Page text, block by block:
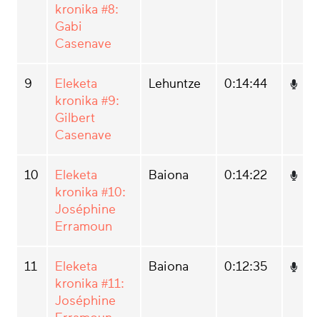
kronika #8:
Gabi
Casenave
9
Eleketa
kronika #9:
Gilbert
Casenave
Lehuntze 0:14:44
10
Eleketa
kronika #10:
Joséphine
Erramoun
Baiona 0:14:22
11
Eleketa
kronika #11:
Joséphine
Baiona 0:12:35